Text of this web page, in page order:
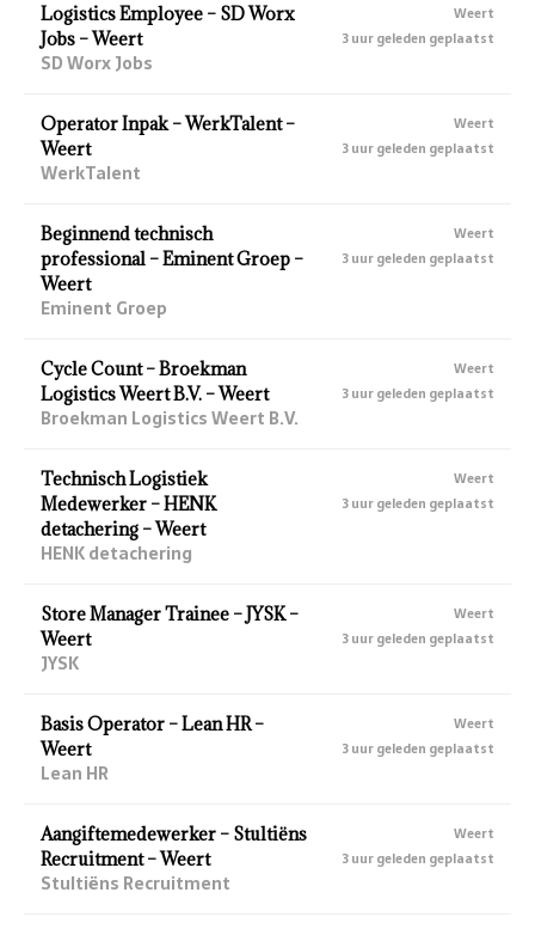
Logistics Employee – SD Worx
Jobs – Weert
SD Worx Jobs
Weert
3 uur geleden geplaatst
Operator Inpak – WerkTalent –
Weert
WerkTalent
Weert
3 uur geleden geplaatst
Beginnend technisch
professional – Eminent Groep –
Weert
Eminent Groep
Weert
3 uur geleden geplaatst
Cycle Count – Broekman
Logistics Weert B.V. – Weert
Broekman Logistics Weert B.V.
Weert
3 uur geleden geplaatst
Technisch Logistiek
Medewerker – HENK
detachering – Weert
HENK detachering
Weert
3 uur geleden geplaatst
Store Manager Trainee – JYSK –
Weert
JYSK
Weert
3 uur geleden geplaatst
Basis Operator – Lean HR –
Weert
Lean HR
Weert
3 uur geleden geplaatst
Aangiftemedewerker – Stultiëns
Recruitment – Weert
Stultiëns Recruitment
Weert
3 uur geleden geplaatst